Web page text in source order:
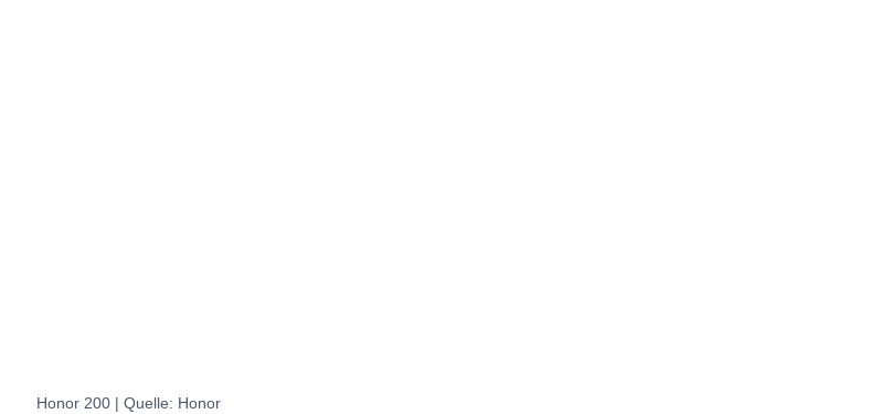
Honor 200 | Quelle: Honor